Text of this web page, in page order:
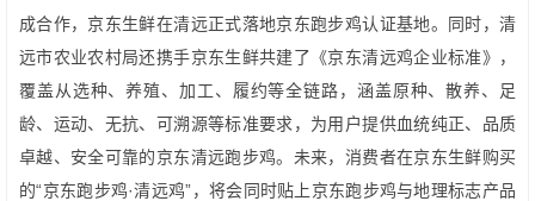
成合作，京东生鲜在清远正式落地京东跑步鸡认证基地。同时，清
远市农业农村局还携手京东生鲜共建了《京东清远鸡企业标准》，
覆盖从选种、养殖、加工、履约等全链路，涵盖原种、散养、足
龄、运动、无抗、可溯源等标准要求，为用户提供血统纯正、品质
卓越、安全可靠的京东清远跑步鸡。未来，消费者在京东生鲜购买
的“京东跑步鸡·清远鸡”，将会同时贴上京东跑步鸡与地理标志产品